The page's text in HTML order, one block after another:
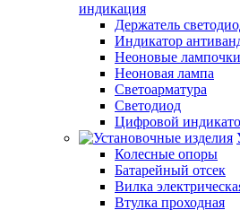
индикация
Держатель
Индикатор
Неоновые
Неоновая лампа
Светоарматура
Светодиод
Цифровой
Колесные опоры
Батарейный отсек
Вилка
Втулка проходная